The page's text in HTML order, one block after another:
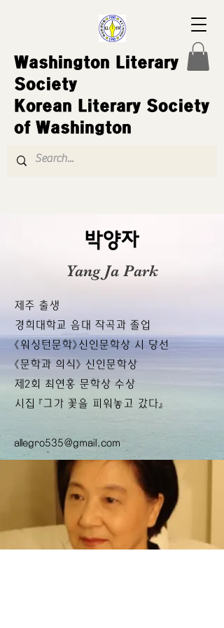
Washington Literary
Society
Korean Literary Society
of Washington
박양자
Yang Ja Park
제주 출생
경희대학교 음대 작곡과 졸업
《워싱턴문학》신인문학상 시 당선
《문학과 의식》 신인문학상
제2회 최연홍 문학상 수상
시집 『그가 꽃을 피워놓고 갔다』
allegro535@gmail.com